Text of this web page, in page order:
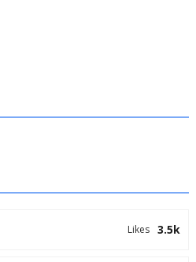
3.5k
Likes